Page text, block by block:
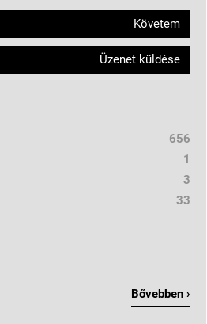
Követem
Üzenet küldése
656
1
3
33
Bővebben ›